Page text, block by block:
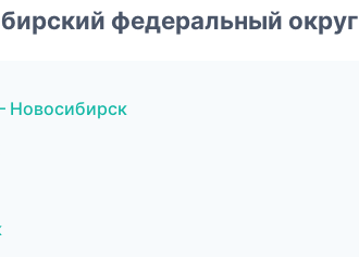
федеральный округ
Новосибирск